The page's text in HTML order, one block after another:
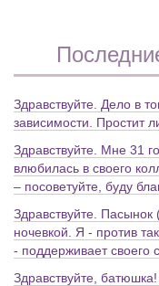
Здравствуйте. Дело в
зависимости. Простит
Здравствуйте. Мне 31
влюбилась в своего
– посоветуйте, буду
Здравствуйте.
ночевкой. Я - против
- поддерживает своего
Здравствуйте,